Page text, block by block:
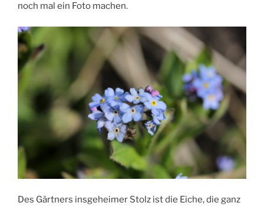
noch mal ein Foto machen.
Des Gärtners insgeheimer Stolz ist die Eiche, die ganz